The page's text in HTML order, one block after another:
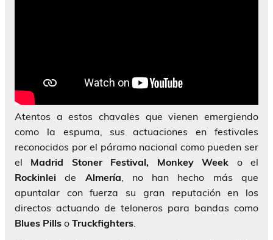
Atentos a estos chavales que vienen emergiendo
como la espuma, sus actuaciones en festivales
reconocidos por el páramo nacional como pueden ser
el Madrid Stoner Festival, Monkey Week o el
Rockinlei de Almería, no han hecho más que
apuntalar con fuerza su gran reputación en los
directos actuando de teloneros para bandas como
Blues Pills o Truckfighters.